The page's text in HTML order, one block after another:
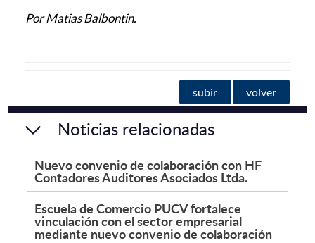
Por Matias Balbontin.
subir volver
Noticias relacionadas
Nuevo convenio de colaboración con HF
Contadores Auditores Asociados Ltda.
Escuela de Comercio PUCV fortalece
vinculación con el sector empresarial
mediante nuevo convenio de colaboración